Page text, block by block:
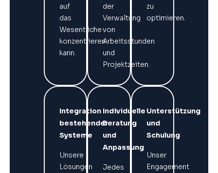
auf
das
Wesentliche
konzentrieren
kann.
der
Verwaltung
von
Arbeitsstunden
und
Projektzeiten.
zu
optimieren.
Integration
bestehender
Systeme
Unsere
Lösungen
Individuelle
Beratung
und
Anpassung
Jedes
Unterstützung
und
Schulung
Unser
Engagement